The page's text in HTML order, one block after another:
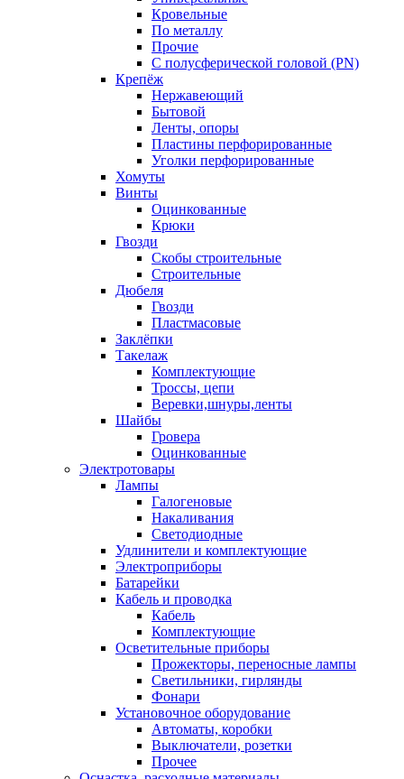
Кровельные
По металлу
Прочие
С полусферической головой (PN)
Крепёж
Нержавеющий
Бытовой
Ленты, опоры
Пластины перфорированные
Уголки перфорированные
Хомуты
Винты
Оцинкованные
Крюки
Гвозди
Скобы строительные
Строительные
Дюбеля
Гвозди
Пластмасовые
Заклёпки
Такелаж
Комплектующие
Троссы, цепи
Веревки,шнуры,ленты
Шайбы
Гровера
Оцинкованные
Электротовары
Лампы
Галогеновые
Накаливания
Светодиодные
Удлинители и комплектующие
Электроприборы
Батарейки
Кабель и проводка
Кабель
Комплектующие
Осветительные приборы
Прожекторы, переносные лампы
Светильники, гирлянды
Фонари
Установочное оборудование
Автоматы, коробки
Выключатели, розетки
Прочее